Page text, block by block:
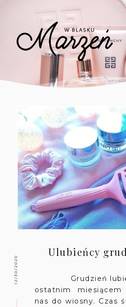
12/30/2020
Ulubieńcy
Grudzień lubię
ostatnim
nas do wiosny. Czas